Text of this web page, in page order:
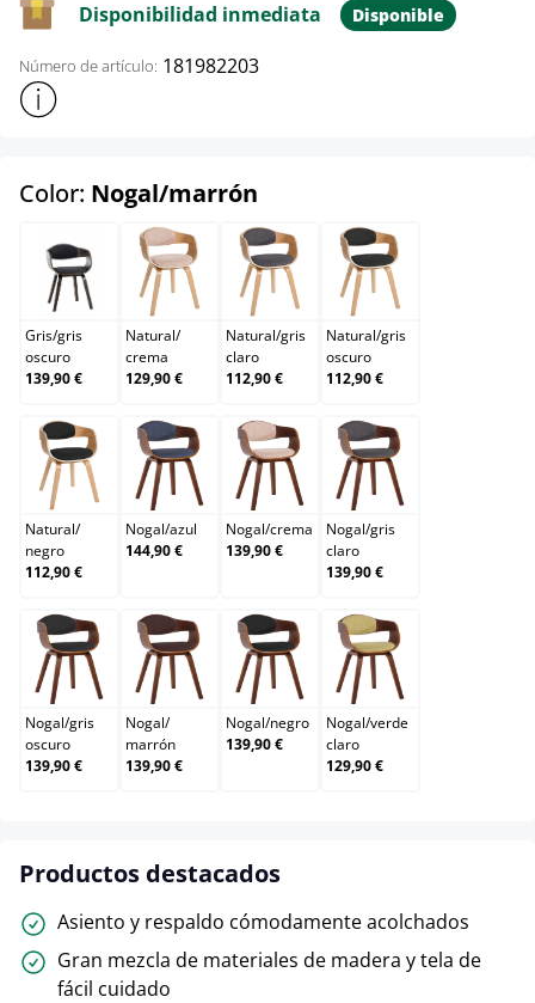
Disponibilidad inmediata Disponible
Número de artículo: 181982203
Mostrar más información sobre el producto
Color: Nogal/marrón
Gris/gris oscuro
Gris/gris
oscuro
139,90 €
Natural/crema
Natural/
crema
129,90 €
Natural/gris claro
Natural/gris
claro
112,90 €
Natural/gris oscuro
Natural/gris
oscuro
112,90 €
Natural/negro
Natural/
negro
112,90 €
Nogal/azul
Nogal/azul
144,90 €
Nogal/crema
Nogal/crema
139,90 €
Nogal/gris claro
Nogal/gris
claro
139,90 €
Nogal/gris oscuro
Nogal/gris
oscuro
139,90 €
Nogal/marrón
Nogal/
marrón
139,90 €
Nogal/negro
Nogal/negro
139,90 €
Nogal/verde claro
Nogal/verde
claro
129,90 €
Productos destacados
Asiento y respaldo cómodamente acolchados
Gran mezcla de materiales de madera y tela de
fácil cuidado